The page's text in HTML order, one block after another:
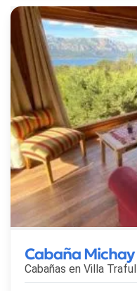
Cabaña Michay
Cabañas en Villa Traful